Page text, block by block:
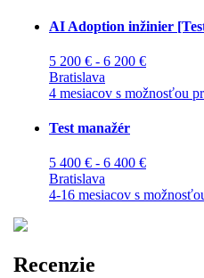
AI Adoption inžinier
5 200 € - 6 200 €
Bratislava
4 mesiacov s možnosťou
Test manažér
5 400 € - 6 400 €
Bratislava
4-16 mesiacov s
Recenzie